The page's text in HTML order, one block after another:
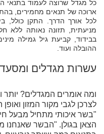
כל מגדל שרוצה לעמוד בתנאי
ארוכה של תנאים מחמירים,
לכל אורך הדרך. התקן כולל,
מניעתית, תזונה נאותה ללא
בבידוד, קביעת גיל גמילה
ההובלה ועוד.
עשרות מגדלים
ומה אומרים המגדלים? יותר
"בשר איכותי מתחיל מבעל
הצאן בגולן. "הבשר שאנחנו